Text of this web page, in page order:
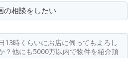
の相談をしたい